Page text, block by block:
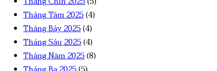
Tháng Tám 2025(4)
Tháng Bảy 2025(4)
Tháng Sáu 2025(4)
Tháng Năm 2025(8)